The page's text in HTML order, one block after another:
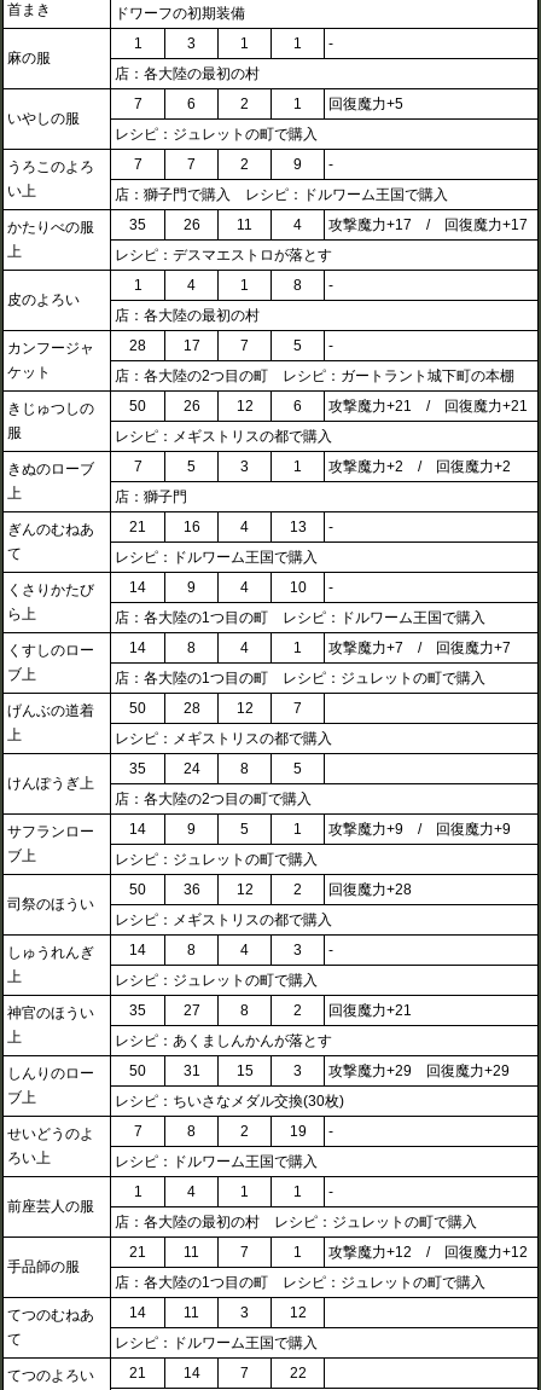
首まき
ドワーフの初期装備
麻の服
1 3 1 1
-
店：各大陸の最初の村
いやしの服
7 6 2 1
回復魔力+5
レシピ：ジュレットの町で購入
うろこのよろ
い上
7 7 2 9
-
店：獅子門で購入 レシピ：ドルワーム王国で購入
かたりべの服
上
35 26 11 4
攻撃魔力+17 / 回復魔力+17
レシピ：デスマエストロが落とす
皮のよろい
1 4 1 8
-
店：各大陸の最初の村
カンフージャ
ケット
28 17 7 5
-
店：各大陸の2つ目の町 レシピ：ガートラント城下町の本棚
きじゅつしの
服
50 26 12 6
攻撃魔力+21 / 回復魔力+21
レシピ：メギストリスの都で購入
きぬのローブ
上
7 5 3 1
攻撃魔力+2 / 回復魔力+2
店：獅子門
ぎんのむねあ
て
21 16 4 13
-
レシピ：ドルワーム王国で購入
くさりかたび
ら上
14 9 4 10
-
店：各大陸の1つ目の町 レシピ：ドルワーム王国で購入
くすしのロー
ブ上
14 8 4 1
攻撃魔力+7 / 回復魔力+7
店：各大陸の1つ目の町 レシピ：ジュレットの町で購入
げんぶの道着
上
50 28 12
7
レシピ：メギストリスの都で購入
けんぽうぎ上
35 24 8
5
店：各大陸の2つ目の町で購入
サフランロー
ブ上
14 9 5 1
攻撃魔力+9 / 回復魔力+9
レシピ：ジュレットの町で購入
司祭のほうい
50 36 12 2
回復魔力+28
レシピ：メギストリスの都で購入
しゅうれんぎ
上
14 8 4 3
-
レシピ：ジュレットの町で購入
神官のほうい
上
35 27 8 2
回復魔力+21
レシピ：あくましんかんが落とす
しんりのロー
ブ上
50 31 15 3
攻撃魔力+29 回復魔力+29
レシピ：ちいさなメダル交換(30枚)
せいどうのよ
ろい上
7 8 2 19
-
レシピ：ドルワーム王国で購入
前座芸人の服
1 4 1 1
-
店：各大陸の最初の村 レシピ：ジュレットの町で購入
手品師の服
21 11 7 1
攻撃魔力+12 / 回復魔力+12
店：各大陸の1つ目の町 レシピ：ジュレットの町で購入
てつのむねあ
て
14 11 3
12
レシピ：ドルワーム王国で購入
てつのよろい
21 14 7
22